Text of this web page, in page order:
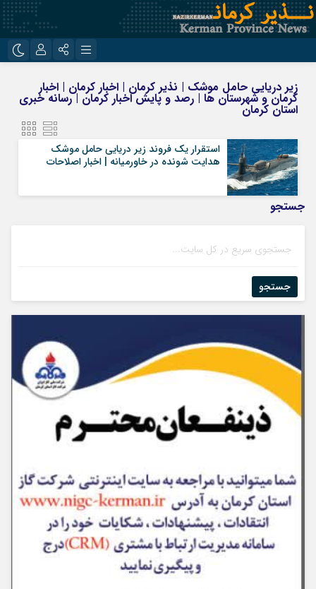
روبیکا
ایتا
مرا به خاطر بسپار
زیر دریایی حامل موشک | نذیر کرمان | اخبار کرمان | اخبار
کرمان و شهرستان ها | رصد و پایش اخبار کرمان | رسانه خبری
استان کرمان
استقرار یک فروند زیر دریایی حامل موشک‌
هدایت شونده در خاورمیانه | اخبار اصلاحات
جستجو
جستجو